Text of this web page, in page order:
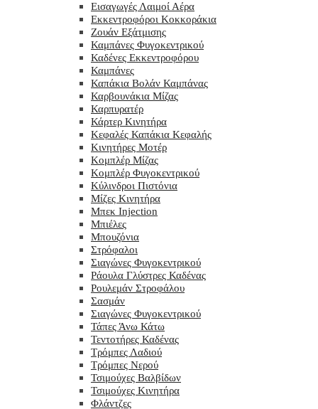
Εισαγωγές Λαιμοί Αέρα
Εκκεντροφόροι Κοκκοράκια
Ζουάν Εξάτμισης
Καμπάνες Φυγοκεντρικού
Καδένες Εκκεντροφόρου
Καμπάνες
Καπάκια Βολάν Καμπάνας
Καρβουνάκια Μίζας
Καρπυρατέρ
Κάρτερ Κινητήρα
Κεφαλές Καπάκια Κεφαλής
Κινητήρες Μοτέρ
Κομπλέρ Μίζας
Κομπλέρ Φυγοκεντρικού
Κύλινδροι Πιστόνια
Μίζες Κινητήρα
Μπεκ Injection
Μπιέλες
Μπουζόνια
Στρόφαλοι
Σιαγώνες Φυγοκεντρικού
Ράουλα Γλύστρες Καδένας
Ρουλεμάν Στροφάλου
Σασμάν
Σιαγώνες Φυγοκεντρικού
Τάπες Άνω Κάτω
Τεντοτήρες Καδένας
Τρόμπες Λαδιού
Τρόμπες Νερού
Τσιμούχες Βαλβίδων
Τσιμούχες Κινητήρα
Φλάντζες